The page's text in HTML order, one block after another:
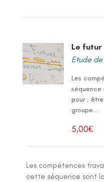
Le futur
Etude
Les
séquence
pour :
groupe...
5,00€
Les compétences
cette séquence sont